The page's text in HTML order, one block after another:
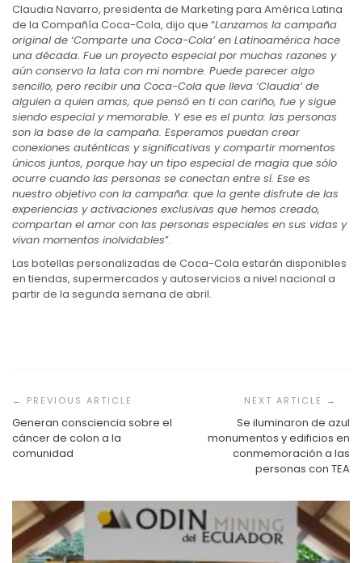
Claudia Navarro, presidenta de Marketing para América Latina
de la Compañía Coca-Cola, dijo que “Lanzamos la campaña
original de ‘Comparte una Coca-Cola’ en Latinoamérica hace
una década. Fue un proyecto especial por muchas razones y
aún conservo la lata con mi nombre. Puede parecer algo
sencillo, pero recibir una Coca-Cola que lleva ‘Claudia’ de
alguien a quien amas, que pensó en ti con cariño, fue y sigue
siendo especial y memorable. Y ese es el punto: las personas
son la base de la campaña. Esperamos puedan crear
conexiones auténticas y significativas y compartir momentos
únicos juntos, porque hay un tipo especial de magia que sólo
ocurre cuando las personas se conectan entre sí. Ese es
nuestro objetivo con la campaña: que la gente disfrute de las
experiencias y activaciones exclusivas que hemos creado,
compartan el amor con las personas especiales en sus vidas y
vivan momentos inolvidables”.
Las botellas personalizadas de Coca-Cola estarán disponibles
en tiendas, supermercados y autoservicios a nivel nacional a
partir de la segunda semana de abril.
de
entradas
Generan consciencia sobre el
cáncer de colon a la
comunidad
Se iluminaron de azul
monumentos y edificios en
conmemoración a las
personas con TEA